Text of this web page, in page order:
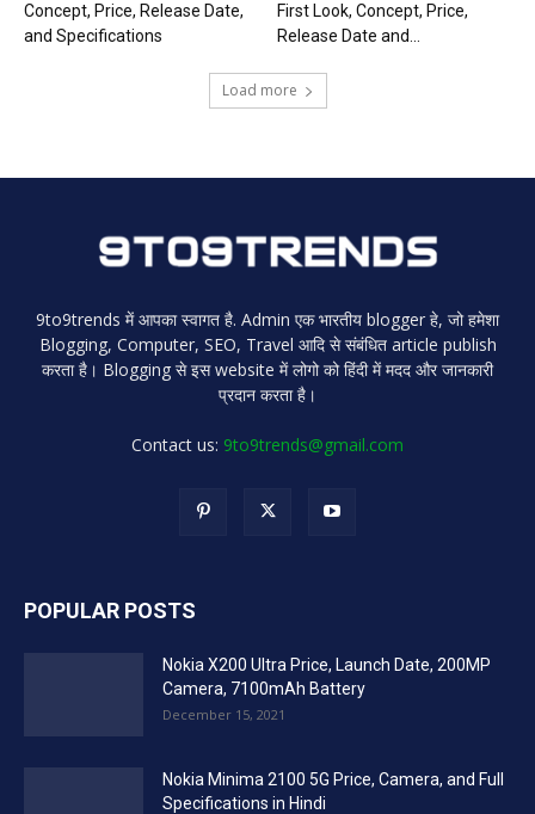
Concept, Price, Release Date,
and Specifications
First Look, Concept, Price,
Release Date and...
Load more
9to9trends में आपका स्वागत है. Admin एक भारतीय blogger हे, जो हमेशा
Blogging, Computer, SEO, Travel आदि से संबंधित article publish
करता है। Blogging से इस website में लोगो को हिंदी में मदद और जानकारी
प्रदान करता है।
Contact us: 9to9trends@gmail.com
POPULAR POSTS
Nokia X200 Ultra Price, Launch Date, 200MP
Camera, 7100mAh Battery
December 15, 2021
Nokia Minima 2100 5G Price, Camera, and Full
Specifications in Hindi